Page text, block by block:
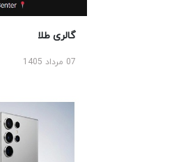
گالری طلا
07 مرداد 1405